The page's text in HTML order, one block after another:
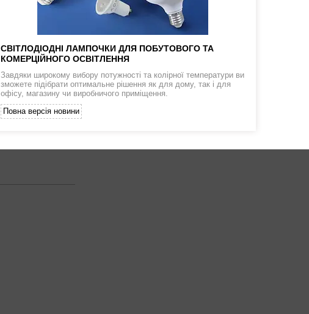
СВІТЛОДІОДНІ ЛАМПОЧКИ ДЛЯ ПОБУТОВОГО ТА
КОМЕРЦІЙНОГО ОСВІТЛЕННЯ
Завдяки широкому вибору потужності та колірної температури ви
зможете підібрати оптимальне рішення як для дому, так і для
офісу, магазину чи виробничого приміщення.
Повна версія новини